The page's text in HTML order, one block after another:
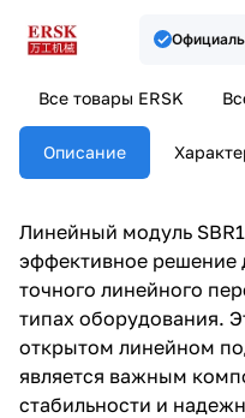
Все товары ERSK
Описание
Линейный модуль
эффективное решение
точного линейного
типах оборудования.
открытом линейном
является важным
стабильности и